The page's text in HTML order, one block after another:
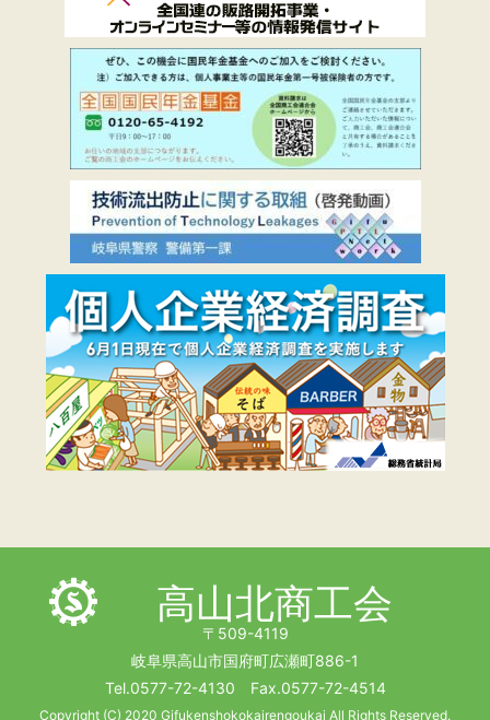
高山北商工会
〒509-4119
岐阜県高山市国府町広瀬町886-1
Tel.0577-72-4130 Fax.0577-72-4514
Copyright (C) 2020 Gifukenshokokairengoukai All Rights Reserved.